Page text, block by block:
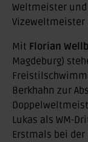
Weltmeister
Vizeweltmeister
Mit Florian
Magdeburg)
Berkhahn zur
Lukas als WM-
Erstmals bei